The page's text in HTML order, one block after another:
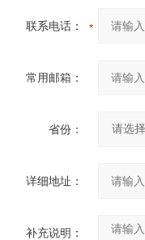
联系电话：
常用邮箱：
省份：
详细地址：
补充说明：